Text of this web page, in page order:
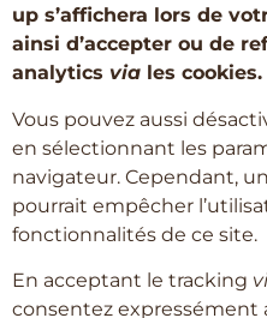
up s’affichera lors de
ainsi d’accepter ou de
analytics via les cookies.
Vous pouvez aussi
en sélectionnant les
navigateur. Cependant,
pourrait empêcher
fonctionnalités de ce site.
En acceptant le tracking
consentez expressément